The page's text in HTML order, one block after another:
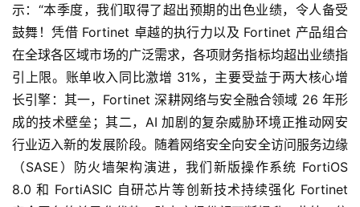
示：“本季度，我们取得了超出预期的出色业绩，令人备受
鼓舞！凭借 Fortinet 卓越的执行力以及 Fortinet 产品组合
在全球各区域市场的广泛需求，各项财务指标均超出业绩指
引上限。账单收入同比激增 31%，主要受益于两大核心增
长引擎：其一，Fortinet 深耕网络与安全融合领域 26 年形
成的技术壁垒；其二，AI 加剧的复杂威胁环境正推动网安
行业迈入新的发展阶段。随着网络安全向安全访问服务边缘
（SASE）防火墙架构演进，我们新版操作系统 FortiOS
8.0 和 FortiASIC 自研芯片等创新技术持续强化 Fortinet